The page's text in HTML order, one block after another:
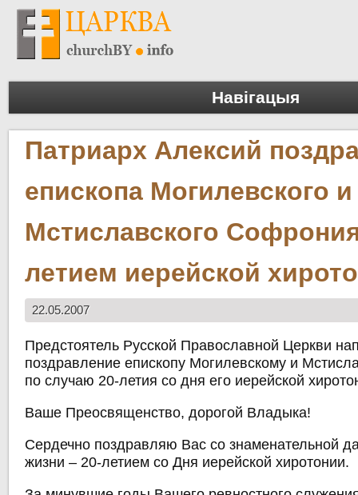
Навігацыя
Патриарх Алексий
епископа Могилевского и
Мстиславского
летием иерейской
22.05.2007
Предстоятель Русской Православной Церкви
поздравление епископу Могилевскому и
по случаю 20-летия со дня его иерейской
Ваше Преосвященство, дорогой Владыка!
Сердечно поздравляю Вас со знаменательной
жизни – 20-летием со Дня иерейской хиротонии.